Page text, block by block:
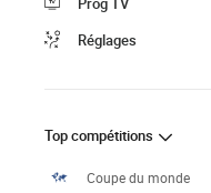
Réglages
Top compétitions
Coupe du monde